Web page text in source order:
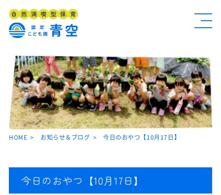
HOME お知らせ＆ブログ 今日のおやつ【10月17日】
今日のおやつ【10月17日】